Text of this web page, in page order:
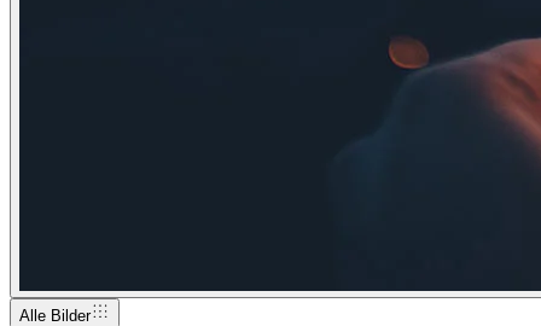
Alle Bilder